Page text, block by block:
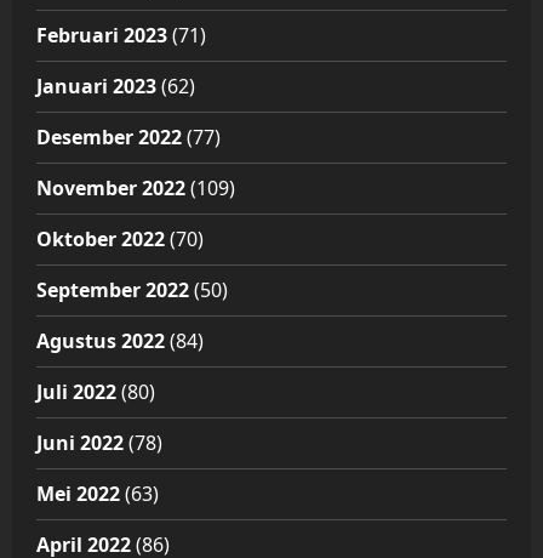
Februari 2023(71)
Januari 2023(62)
Desember 2022(77)
November 2022(109)
Oktober 2022(70)
September 2022(50)
Agustus 2022(84)
Juli 2022(80)
Juni 2022(78)
Mei 2022(63)
April 2022(86)